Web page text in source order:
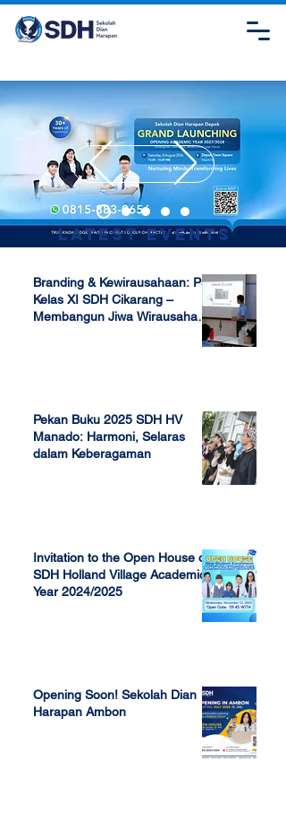
Latest Events
Branding & Kewirausahaan: P5
Kelas XI SDH Cikarang –
Membangun Jiwa Wirausaha
Pekan Buku 2025 SDH HV
Manado: Harmoni, Selaras
dalam Keberagaman
Invitation to the Open House of
SDH Holland Village Academic
Year 2024/2025
Opening Soon! Sekolah Dian
Harapan Ambon